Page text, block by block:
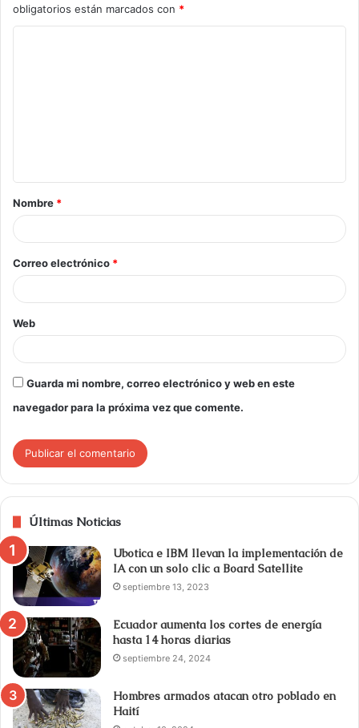
obligatorios están marcados con *
Nombre *
Correo electrónico *
Web
Guarda mi nombre, correo electrónico y web en este
navegador para la próxima vez que comente.
Últimas Noticias
Ubotica e IBM llevan la implementación de
IA con un solo clic a Board Satellite
septiembre 13, 2023
Ecuador aumenta los cortes de energía
hasta 14 horas diarias
septiembre 24, 2024
Hombres armados atacan otro poblado en
Haití